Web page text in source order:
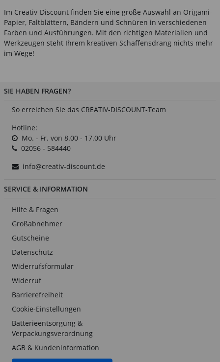
Im Creativ-Discount finden Sie eine große Auswahl an Origami-
Papier, Faltblättern, Bändern und Schnüren in verschiedenen
Farben und Ausführungen. Mit den richtigen Materialien und
Werkzeugen steht Ihrem kreativen Schaffensdrang nichts mehr
im Wege!
SIE HABEN FRAGEN?
So erreichen Sie das CREATIV-DISCOUNT-Team
Hotline:
Mo. - Fr. von 8.00 - 17.00 Uhr
02056 - 584440
info@creativ-discount.de
SERVICE & INFORMATION
Hilfe & Fragen
Großabnehmer
Gutscheine
Datenschutz
Widerrufsformular
Widerruf
Barrierefreiheit
Cookie-Einstellungen
Batterieentsorgung &
Verpackungsverordnung
AGB & Kundeninformation